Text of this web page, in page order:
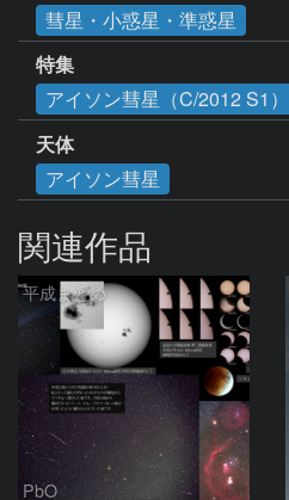
彗星・小惑星・準惑星
特集
アイソン彗星（C/2012 S1）
天体
アイソン彗星
関連作品
平成まとめ
PbO